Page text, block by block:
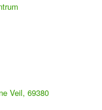
Veil, 69380